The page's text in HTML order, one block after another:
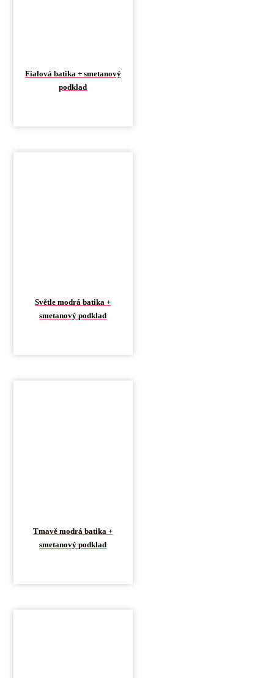
Fialová batika + smetanový
podklad
Světle modrá batika +
smetanový podklad
Tmavě modrá batika +
smetanový podklad